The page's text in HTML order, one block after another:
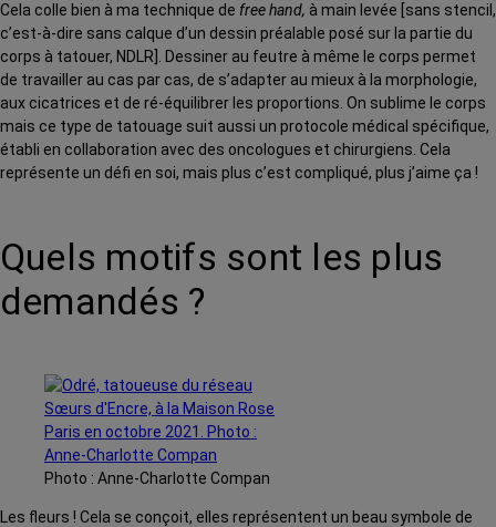
Cela colle bien à ma technique de free hand, à main levée [sans stencil,
c’est-à-dire sans calque d’un dessin préalable posé sur la partie du
corps à tatouer, NDLR]. Dessiner au feutre à même le corps permet
de travailler au cas par cas, de s’adapter au mieux à la morphologie,
aux cicatrices et de ré-équilibrer les proportions. On sublime le corps
mais ce type de tatouage suit aussi un protocole médical spécifique,
établi en collaboration avec des oncologues et chirurgiens. Cela
représente un défi en soi, mais plus c’est compliqué, plus j’aime ça !
Quels motifs sont les plus
demandés ?
Photo : Anne-Charlotte Compan
Les fleurs ! Cela se conçoit, elles représentent un beau symbole de